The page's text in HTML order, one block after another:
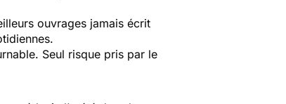
ouvrages jamais écrit
Seul risque pris par le